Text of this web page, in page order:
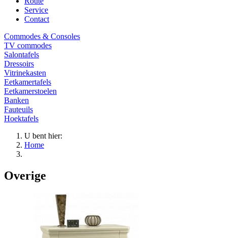
Service
Contact
Commodes & Consoles
TV commodes
Salontafels
Dressoirs
Vitrinekasten
Eetkamertafels
Eetkamerstoelen
Banken
Fauteuils
Hoektafels
U bent hier:
Home
Overige